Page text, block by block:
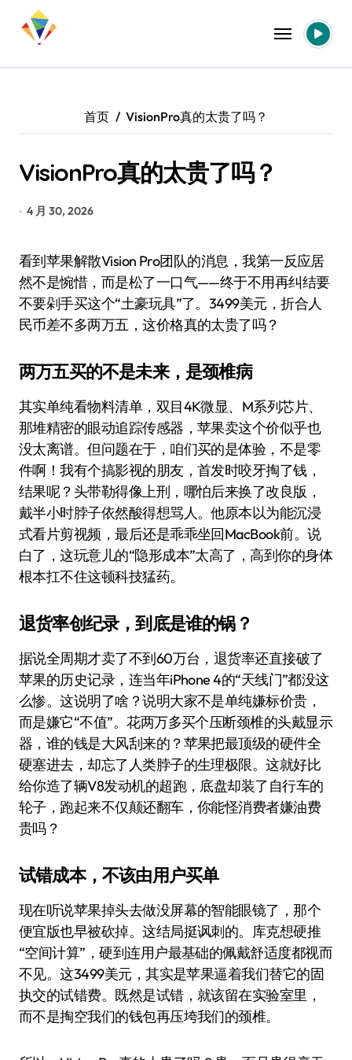
首页 VisionPro真的太贵了吗？
VisionPro真的太贵了吗？
4 月 30, 2026
看到苹果解散Vision Pro团队的消息，我第一反应居
然不是惋惜，而是松了一口气——终于不用再纠结要
不要剁手买这个“土豪玩具”了。3499美元，折合人
民币差不多两万五，这价格真的太贵了吗？
两万五买的不是未来，是颈椎病
其实单纯看物料清单，双目4K微显、M系列芯片、
那堆精密的眼动追踪传感器，苹果卖这个价似乎也
没太离谱。但问题在于，咱们买的是体验，不是零
件啊！我有个搞影视的朋友，首发时咬牙掏了钱，
结果呢？头带勒得像上刑，哪怕后来换了改良版，
戴半小时脖子依然酸得想骂人。他原本以为能沉浸
式看片剪视频，最后还是乖乖坐回MacBook前。说
白了，这玩意儿的“隐形成本”太高了，高到你的身体
根本扛不住这顿科技猛药。
退货率创纪录，到底是谁的锅？
据说全周期才卖了不到60万台，退货率还直接破了
苹果的历史记录，连当年iPhone 4的“天线门”都没这
么惨。这说明了啥？说明大家不是单纯嫌标价贵，
而是嫌它“不值”。花两万多买个压断颈椎的头戴显示
器，谁的钱是大风刮来的？苹果把最顶级的硬件全
硬塞进去，却忘了人类脖子的生理极限。这就好比
给你造了辆V8发动机的超跑，底盘却装了自行车的
轮子，跑起来不仅颠还翻车，你能怪消费者嫌油费
贵吗？
试错成本，不该由用户买单
现在听说苹果掉头去做没屏幕的智能眼镜了，那个
便宜版也早被砍掉。这结局挺讽刺的。库克想硬推
“空间计算”，硬到连用户最基础的佩戴舒适度都视而
不见。这3499美元，其实是苹果逼着我们替它的固
执交的试错费。既然是试错，就该留在实验室里，
而不是掏空我们的钱包再压垮我们的颈椎。